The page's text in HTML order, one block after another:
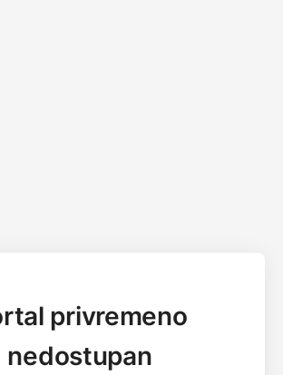
privremeno
nedostupan